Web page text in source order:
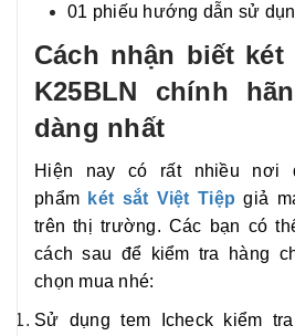
01 phiếu hướng dẫn sử
Cách nhận biết két
K25BLN chính
dàng nhất
Hiện nay có rất nhiều nơi
phẩm két sắt Việt Tiệp giả
trên thị trường. Các bạn có
cách sau để kiểm tra hàng
chọn mua nhé:
Sử dụng tem Icheck kiểm